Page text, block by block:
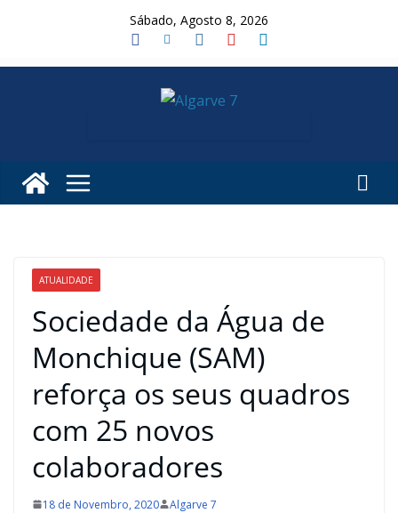
Sábado, Agosto 8, 2026
ATUALIDADE
Sociedade da Água de
Monchique (SAM)
reforça os seus quadros
com 25 novos
colaboradores
18 de Novembro, 2020
Algarve 7